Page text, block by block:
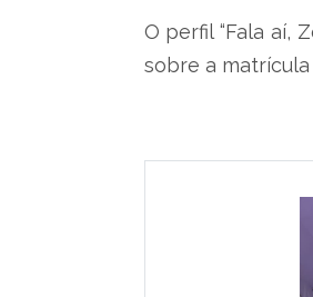
O perfil “Fala aí,
sobre a matrícula